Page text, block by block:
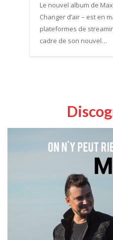
Le nouvel album de
Changer d’air – est en
plateformes de
cadre de son nouvel…